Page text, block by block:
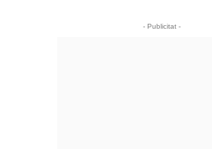
- Publicitat -